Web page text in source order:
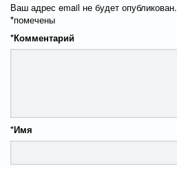
Ваш адрес email не будет опубликован.
помечены
*
Комментарий
*
Имя
*